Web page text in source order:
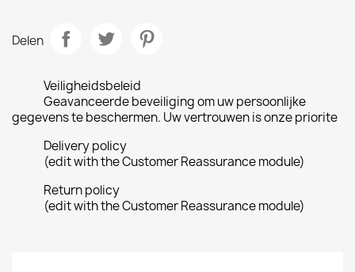
Delen
Veiligheidsbeleid
Geavanceerde beveiliging om uw persoonlijke
gegevens te beschermen. Uw vertrouwen is onze priorite
Delivery policy
(edit with the Customer Reassurance module)
Return policy
(edit with the Customer Reassurance module)